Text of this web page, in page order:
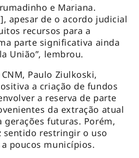
e Mariana.
apesar de o acordo judicial
recursos para a
parte significativa ainda
União”, lembrou.
Paulo Ziulkoski,
a criação de fundos
a reserva de parte
da extração atual
gerações futuras. Porém,
sentido restringir o uso
poucos municípios.